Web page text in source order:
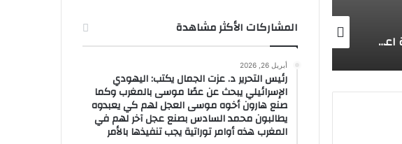
الحسيمة: جريمة اعتداء بإمزورن تنتهي بالوفاة… تحقيقات أمنية لكشف هوية الفاعل
يوليو 6, 2026
السيطرة الكاملة على الحريق الغابوي الذي اندلع بغابة ملوسة التابعة لإقليم الفحص أنجرة
يوليو 4, 2026
حريق بمطرح النفايات بجماعة باب برد يستنفر السلطات وفرق الوقاية المدنية بإقليم شفشاون
المشاركات الأكثر مشاهدة
أبريل 26, 2026
رئيس التحرير د. عزت الجمال يكتب: اليهودي
الإسرائيلي يبحث عن عصًا موسى بالمغرب وكما
صنع هارون أخوه موسى العجل لهم كي يعبدوه
يطالبون محمد السادس بصنع عجل آخر لهم في
المغرب هذه أوامر توراتية يجب تنفيذها بالأمر